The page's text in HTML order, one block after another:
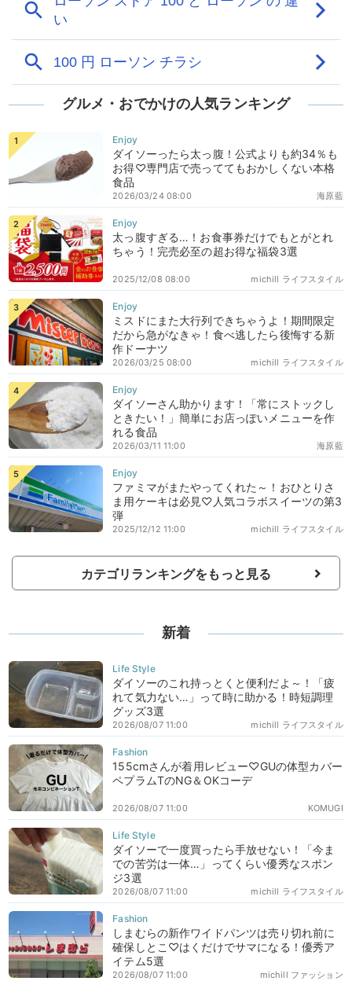
グルメ・おでかけの人気ランキング
ダイソーったら太っ腹！公式よりも約34％も
お得♡専門店で売っててもおかしくない本格
食品
海原藍
2026/03/24 08:00
太っ腹すぎる…！お食事券だけでもとがとれ
ちゃう！完売必至の超お得な福袋3選
michill ライフスタイル
2025/12/08 08:00
ミスドにまた大行列できちゃうよ！期間限定
だから急がなきゃ！食べ逃したら後悔する新
作ドーナツ
michill ライフスタイル
2026/03/25 08:00
ダイソーさん助かります！「常にストックし
ときたい！」簡単にお店っぽいメニューを作
れる食品
海原藍
2026/03/11 11:00
ファミマがまたやってくれた～！おひとりさ
ま用ケーキは必見♡人気コラボスイーツの第3
弾
michill ライフスタイル
2025/12/12 11:00
カテゴリランキングをもっと見る
新着
ダイソーのこれ持っとくと便利だよ～！「疲
れて気力ない…」って時に助かる！時短調理
グッズ3選
michill ライフスタイル
2026/08/07 11:00
155cmさんが着用レビュー♡GUの体型カバー
ペプラムTのNG＆OKコーデ
KOMUGI
2026/08/07 11:00
ダイソーで一度買ったら手放せない！「今ま
での苦労は一体…」ってくらい優秀なスポン
ジ3選
michill ライフスタイル
2026/08/07 11:00
しまむらの新作ワイドパンツは売り切れ前に
確保しとこ♡はくだけでサマになる！優秀ア
イテム5選
michill ファッション
2026/08/07 11:00